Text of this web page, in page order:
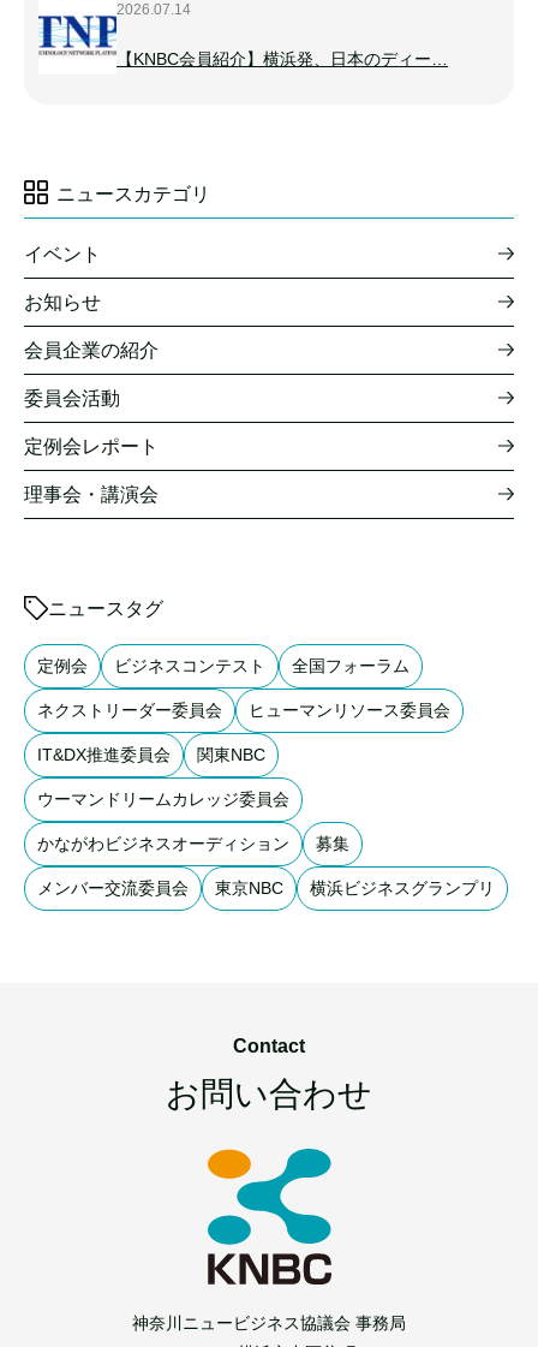
2026.07.14
【KNBC会員紹介】横浜発、日本のディー…
ニュースカテゴリ
イベント
お知らせ
会員企業の紹介
委員会活動
定例会レポート
理事会・講演会
ニュースタグ
定例会 ビジネスコンテスト 全国フォーラム
ネクストリーダー委員会 ヒューマンリソース委員会
IT&DX推進委員会 関東NBC
ウーマンドリームカレッジ委員会
かながわビジネスオーディション 募集
メンバー交流委員会 東京NBC 横浜ビジネスグランプリ
Contact
お問い合わせ
神奈川ニュービジネス協議会 事務局